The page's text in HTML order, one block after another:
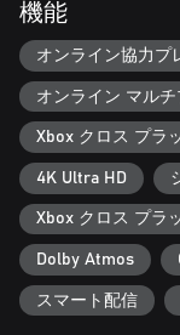
駆け抜け、複雑な地
戦闘スタイルを自由
好きな武者を選択し
武技と奥義、多種多
自の戦闘スタイルを
神秘な東洋スタイル
美しいが危険もはら
の絶景の中で壮絶な
機能
オンライン協力プ
オンライン マル
Xbox クロス プラ
4K Ultra HD
Xbox クロス プラ
Dolby Atmos
スマート配信